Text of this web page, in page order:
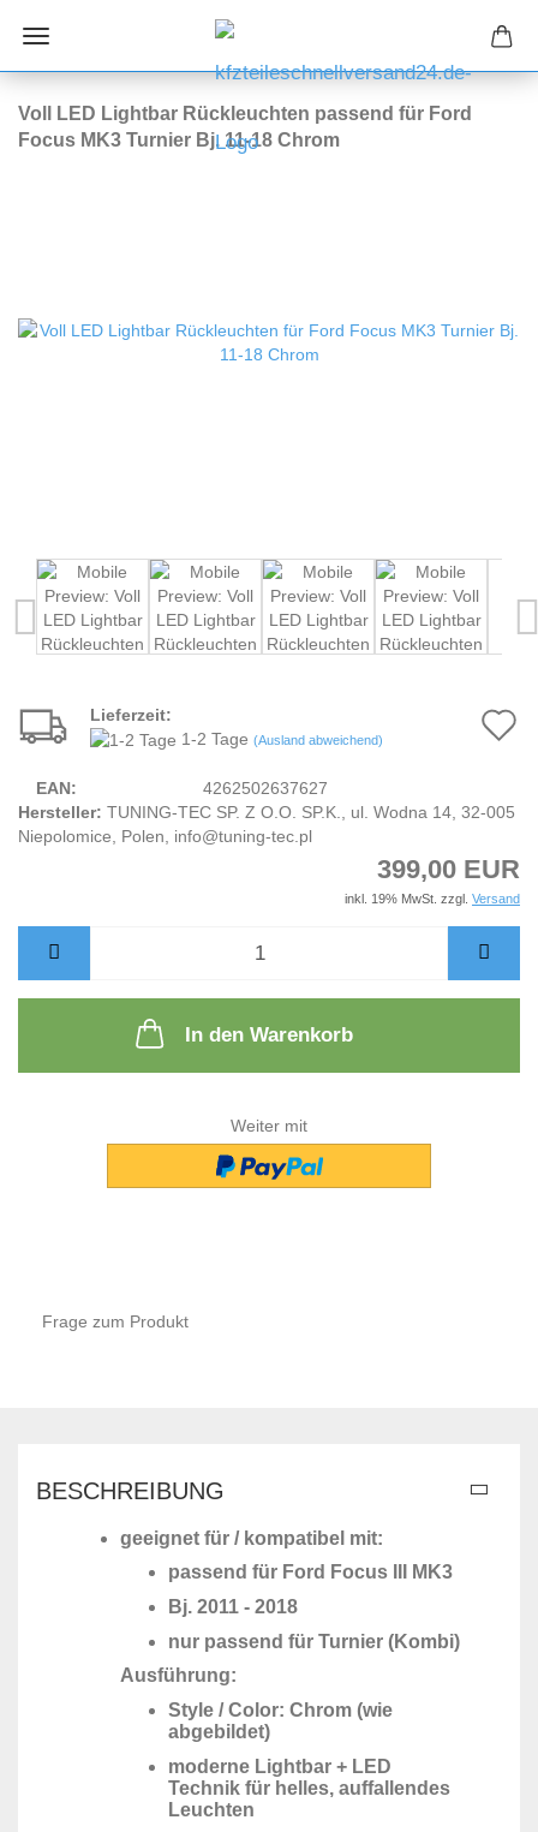
Voll LED Lightbar Rückleuchten passend für Ford
Focus MK3 Turnier Bj. 11-18 Chrom
Lieferzeit:
1-2 Tage (Ausland abweichend)
EAN:
4262502637627
Hersteller: TUNING-TEC SP. Z O.O. SP.K., ul. Wodna 14, 32-005
Niepolomice, Polen, info@tuning-tec.pl
399,00 EUR
inkl. 19% MwSt. zzgl. Versand
In den Warenkorb
Weiter mit
Frage zum Produkt
BESCHREIBUNG
geeignet für / kompatibel mit:
passend für Ford Focus III MK3
Bj. 2011 - 2018
nur passend für Turnier (Kombi)
Ausführung:
Style / Color: Chrom (wie
abgebildet)
moderne Lightbar + LED
Technik für helles, auffallendes
Leuchten